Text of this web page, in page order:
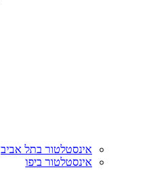
אינסטלטור בתל אביב
אינסטלטור ביפו